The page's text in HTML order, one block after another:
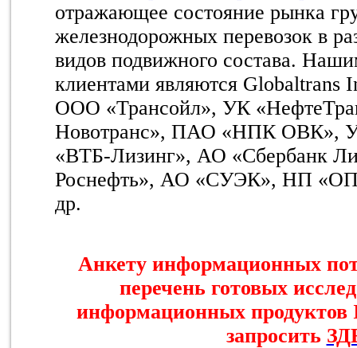
отражающее состояние рынка
железнодорожных перевозок в
видов подвижного состава.
клиентами являются Globaltrans
ООО «Трансойл», УК
Новотранс», ПАО «НПК ОВК»,
«ВТБ-Лизинг», АО «Сбербанк
Роснефть», АО «СУЭК», НП
др.
Анкету информационных
перечень готовых
информационных
запросить